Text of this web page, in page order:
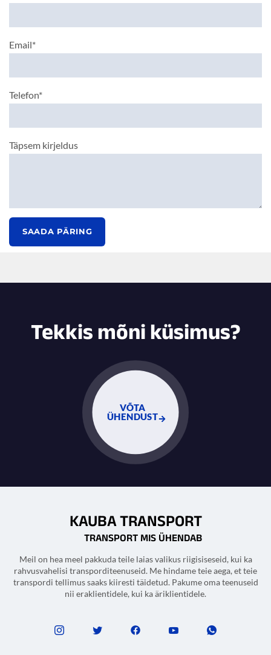
Email*
Telefon*
Täpsem kirjeldus
SAADA PÄRING
Tekkis mõni küsimus?
VÕTA
ÜHENDUST
KAUBA TRANSPORT
TRANSPORT MIS ÜHENDAB
Meil on hea meel pakkuda teile laias valikus riigisiseseid, kui ka
rahvusvahelisi transporditeenuseid. Me hindame teie aega, et teie
transpordi tellimus saaks kiiresti täidetud. Pakume oma teenuseid
nii eraklientidele, kui ka äriklientidele.